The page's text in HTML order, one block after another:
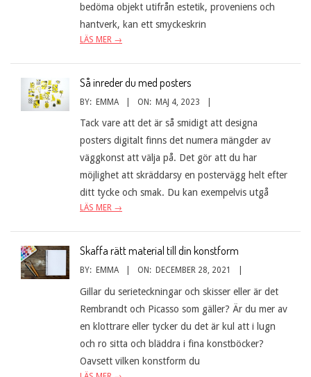
bedöma objekt utifrån estetik, proveniens och
hantverk, kan ett smyckeskrin
LÄS MER →
Så inreder du med posters
BY: EMMA ON: MAJ 4, 2023
Tack vare att det är så smidigt att designa
posters digitalt finns det numera mängder av
väggkonst att välja på. Det gör att du har
möjlighet att skräddarsy en postervägg helt efter
ditt tycke och smak. Du kan exempelvis utgå
LÄS MER →
Skaffa rätt material till din konstform
BY: EMMA ON: DECEMBER 28, 2021
Gillar du serieteckningar och skisser eller är det
Rembrandt och Picasso som gäller? Är du mer av
en klottrare eller tycker du det är kul att i lugn
och ro sitta och bläddra i fina konstböcker?
Oavsett vilken konstform du